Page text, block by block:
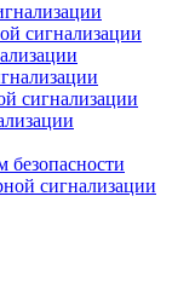
сигнализации
сигнализации
безопасности
сигнализации